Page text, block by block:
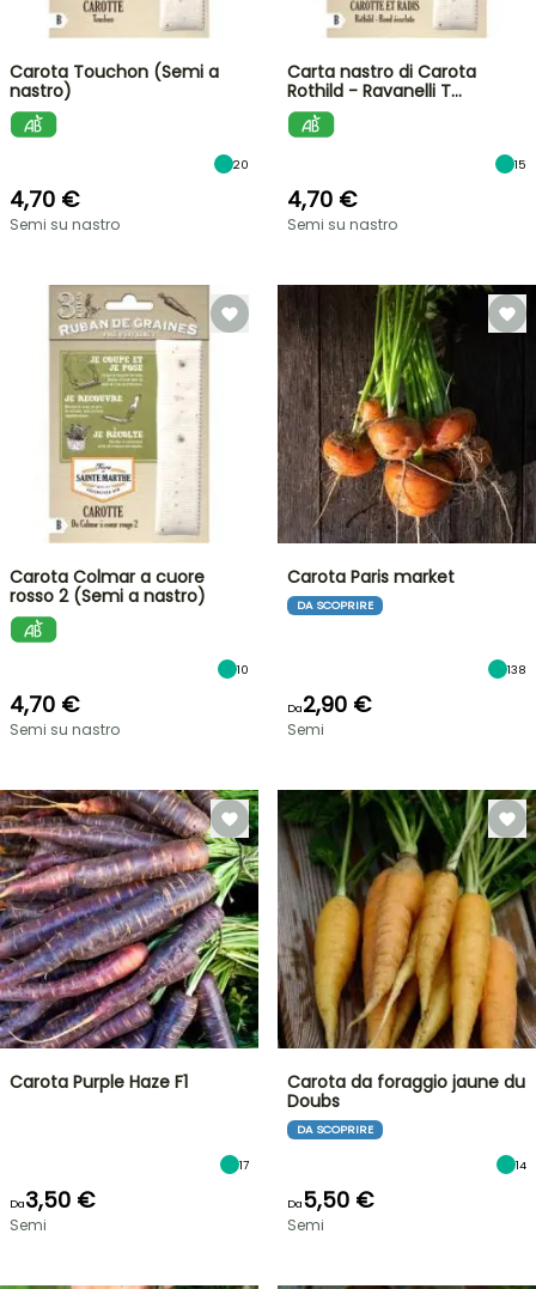
Carota Touchon (Semi a
nastro)
20
4,70 €
Semi su nastro
Carta nastro di Carota
Rothild - Ravanelli T…
15
4,70 €
Semi su nastro
Carota Colmar a cuore
rosso 2 (Semi a nastro)
10
4,70 €
Semi su nastro
Carota Paris market
DA SCOPRIRE
138
Da2,90 €
Semi
Carota Purple Haze F1
17
Da3,50 €
Semi
Carota da foraggio jaune du
Doubs
DA SCOPRIRE
14
Da5,50 €
Semi